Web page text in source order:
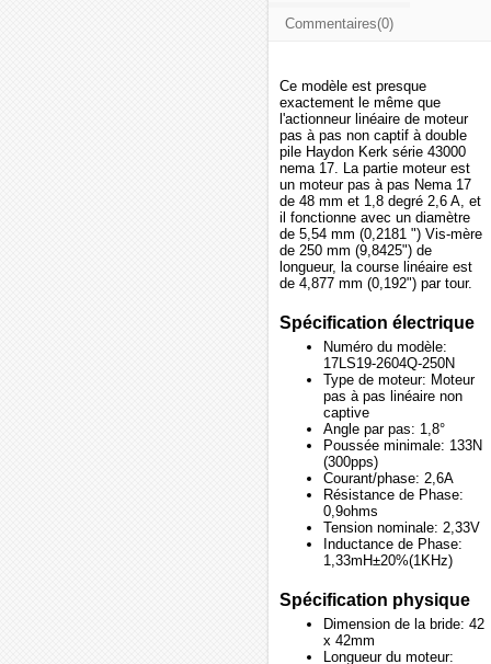
Commentaires(0)
Ce modèle est presque
exactement le même que
l'actionneur linéaire de moteur
pas à pas non captif à double
pile Haydon Kerk série 43000
nema 17. La partie moteur est
un moteur pas à pas Nema 17
de 48 mm et 1,8 degré 2,6 A, et
il fonctionne avec un diamètre
de 5,54 mm (0,2181 ") Vis-mère
de 250 mm (9,8425") de
longueur, la course linéaire est
de 4,877 mm (0,192") par tour.
Spécification électrique
Numéro du modèle:
17LS19-2604Q-250N
Type de moteur: Moteur
pas à pas linéaire non
captive
Angle par pas: 1,8°
Poussée minimale: 133N
(300pps)
Courant/phase: 2,6A
Résistance de Phase:
0,9ohms
Tension nominale: 2,33V
Inductance de Phase:
1,33mH±20%(1KHz)
Spécification physique
Dimension de la bride: 42
x 42mm
Longueur du moteur: